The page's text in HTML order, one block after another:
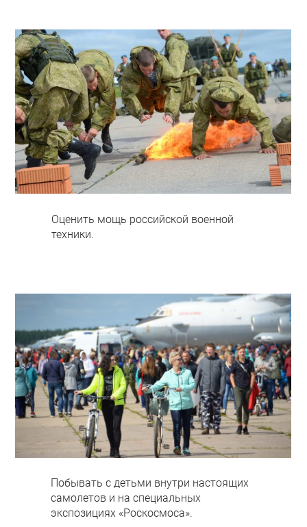
Оценить мощь российской военной
техники.
Побывать с детьми внутри настоящих
самолетов и на специальных
экспозициях «Роскосмоса».